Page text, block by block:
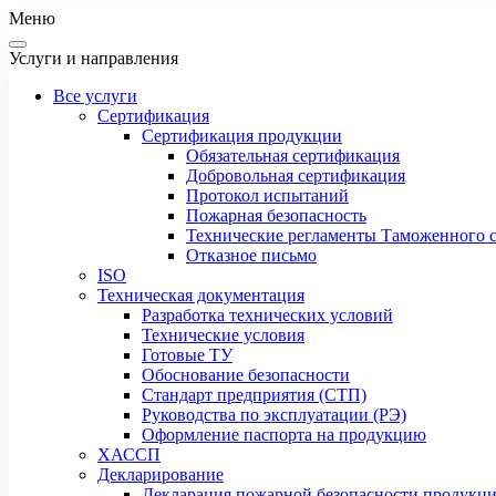
Меню
Услуги и направления
Все услуги
Сертификация
Сертификация продукции
Обязательная сертификация
Добровольная сертификация
Протокол испытаний
Пожарная безопасность
Технические регламенты Таможенного
Отказное письмо
ISO
Техническая документация
Разработка технических условий
Технические условия
Готовые ТУ
Обоснование безопасности
Стандарт предприятия (СТП)
Руководства по эксплуатации (РЭ)
Оформление паспорта на продукцию
ХАССП
Декларирование